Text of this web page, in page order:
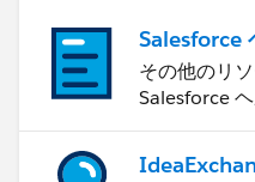
Salesforce
その他のリ
Salesforce